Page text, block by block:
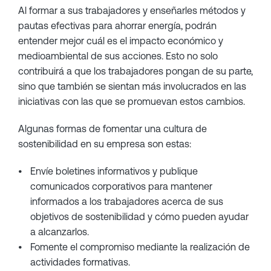
Al formar a sus trabajadores y enseñarles métodos y
pautas efectivas para ahorrar energía, podrán
entender mejor cuál es el impacto económico y
medioambiental de sus acciones. Esto no solo
contribuirá a que los trabajadores pongan de su parte,
sino que también se sientan más involucrados en las
iniciativas con las que se promuevan estos cambios.
Algunas formas de fomentar una cultura de
sostenibilidad en su empresa son estas:
Envíe boletines informativos y publique
comunicados corporativos para mantener
informados a los trabajadores acerca de sus
objetivos de sostenibilidad y cómo pueden ayudar
a alcanzarlos.
Fomente el compromiso mediante la realización de
actividades formativas.